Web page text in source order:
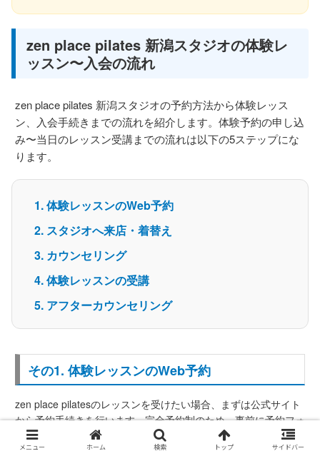
zen place pilates 新潟スタジオの体験レ
ッスン〜入会の流れ
zen place pilates 新潟スタジオの予約方法から体験レッス
ン、入会手続きまでの流れを紹介します。体験予約の申し込
み〜当日のレッスン受講までの流れは以下の5ステップにな
ります。
体験レッスンのWeb予約
スタジオへ来店・着替え
カウンセリング
体験レッスンの受講
アフターカウンセリング
その1. 体験レッスンのWeb予約
zen place pilatesのレッスンを受けたい場合、まずは公式サイト
から予約手続きを行います。完全予約制のため、事前に予約フォ
ームに必要事項を記入し、予約完了の連絡を待ちます。
メニュー ホーム 検索 トップ サイドバー